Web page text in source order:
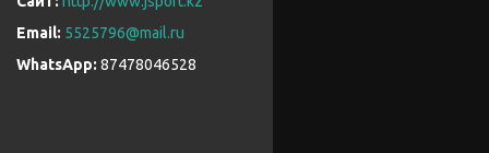
5525796@mail.ru
87478046528